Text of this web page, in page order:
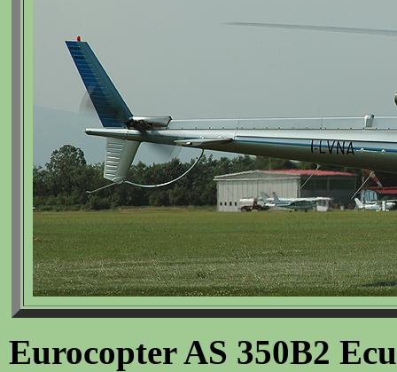
Eurocopter AS 350B2